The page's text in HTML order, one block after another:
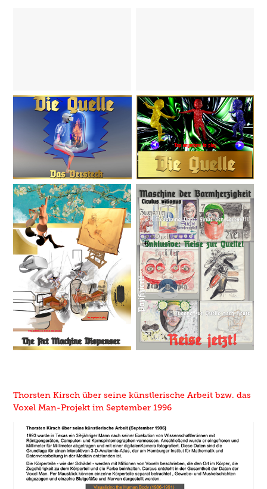
Thorsten Kirsch über seine künstlerische Arbeit bzw. das
Voxel Man-Projekt im September 1996